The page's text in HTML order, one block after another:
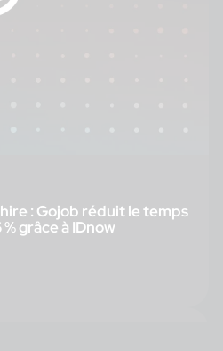
: Gojob réduit le temps
grâce à IDnow